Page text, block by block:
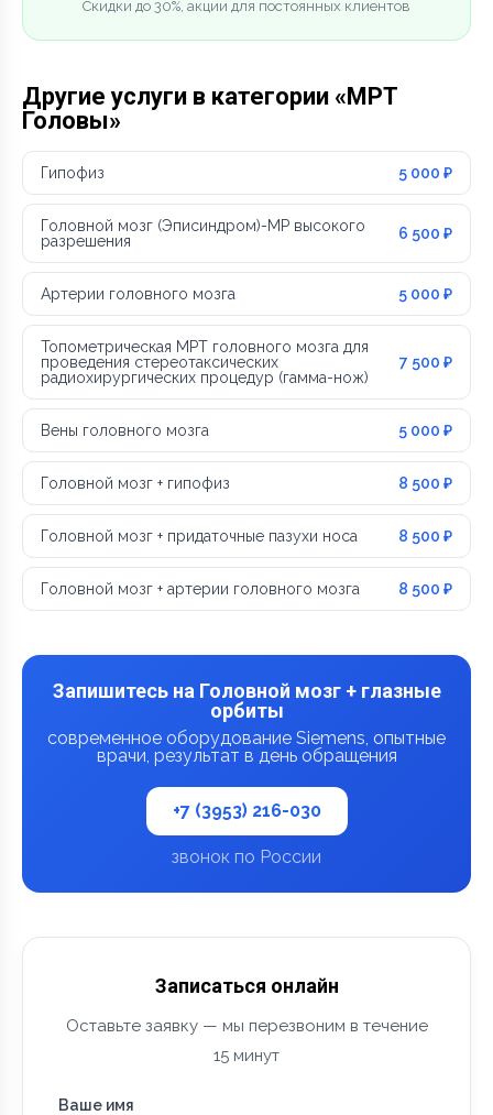
Скидки до 30%, акции для постоянных клиентов
Другие услуги в категории «МРТ
Головы»
Гипофиз 5 000 ₽
Головной мозг (Эписиндром)-МР высокого
разрешения
6 500 ₽
Артерии головного мозга 5 000 ₽
Топометрическая МРТ головного мозга для
проведения стереотаксических
радиохирургических процедур (гамма-нож)
7 500 ₽
Вены головного мозга 5 000 ₽
Головной мозг + гипофиз 8 500 ₽
Головной мозг + придаточные пазухи носа 8 500 ₽
Головной мозг + артерии головного мозга 8 500 ₽
Запишитесь на Головной мозг + глазные
орбиты
современное оборудование Siemens, опытные
врачи, результат в день обращения
+7 (3953) 216-030
звонок по России
Записаться онлайн
Оставьте заявку — мы перезвоним в течение
15 минут
Ваше имя